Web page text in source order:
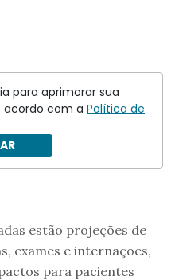
estão projeções de
exames e internações,
para pacientes
para aprimorar sua
acordo com a Política de